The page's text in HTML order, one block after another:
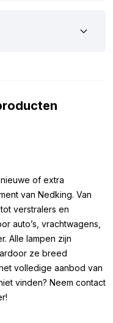
LED lamp wit geschikt
tegen piekspanning die
voor je op een
lamp met bajonet
Bus proof. Dit wil zeggen
lamp kan opleveren
of extra
van Nedking. Van
verstralers en
auto’s, vrachtwagens,
Alle lampen zijn
ze breed
volledige aanbod van
vinden? Neem contact